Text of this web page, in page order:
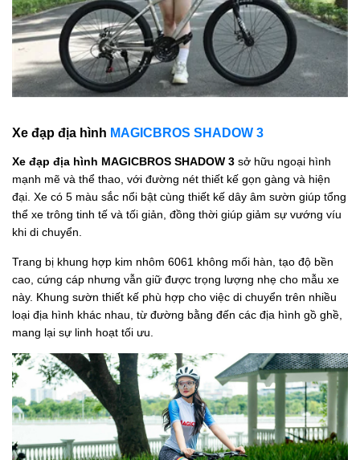
Xe đạp địa hình MAGICBROS SHADOW 3
Xe đạp địa hình MAGICBROS SHADOW 3 sở hữu ngoại hình
mạnh mẽ và thể thao, với đường nét thiết kế gọn gàng và hiện
đại. Xe có 5 màu sắc nổi bật cùng thiết kế dây âm sườn giúp tổng
thể xe trông tinh tế và tối giản, đồng thời giúp giảm sự vướng víu
khi di chuyển.
Trang bị khung hợp kim nhôm 6061 không mối hàn, tạo độ bền
cao, cứng cáp nhưng vẫn giữ được trọng lượng nhẹ cho mẫu xe
này. Khung sườn thiết kế phù hợp cho việc di chuyển trên nhiều
loại địa hình khác nhau, từ đường bằng đến các địa hình gồ ghề,
mang lại sự linh hoạt tối ưu.